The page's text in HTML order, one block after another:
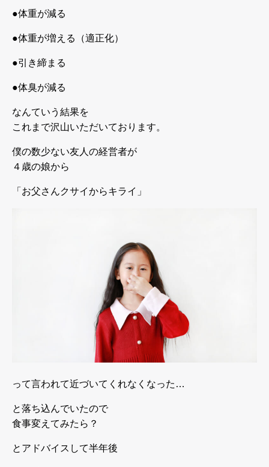
●体重が減る
●体重が増える（適正化）
●引き締まる
●体臭が減る
なんていう結果を
これまで沢山いただいております。
僕の数少ない友人の経営者が
４歳の娘から
「お父さんクサイからキライ」
って言われて近づいてくれなくなった…
と落ち込んでいたので
食事変えてみたら？
とアドバイスして半年後